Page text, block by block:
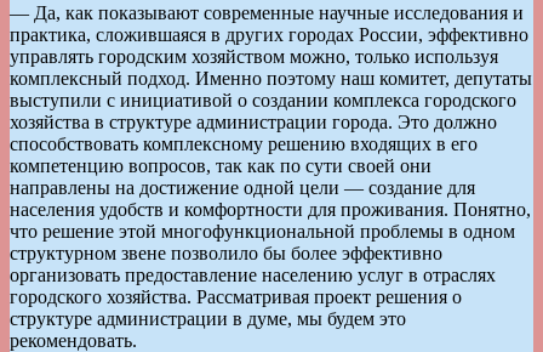
— Да, как показывают современные научные исследования и
практика, сложившаяся в других городах России, эффективно
управлять городским хозяйством можно, только используя
комплексный подход. Именно поэтому наш комитет, депутаты
выступили с инициативой о создании комплекса городского
хозяйства в структуре администрации города. Это должно
способствовать комплексному решению входящих в его
компетенцию вопросов, так как по сути своей они
направлены на достижение одной цели — создание для
населения удобств и комфортности для проживания. Понятно,
что решение этой многофункциональной проблемы в одном
структурном звене позволило бы более эффективно
организовать предоставление населению услуг в отраслях
городского хозяйства. Рассматривая проект решения о
структуре администрации в думе, мы будем это
рекомендовать.